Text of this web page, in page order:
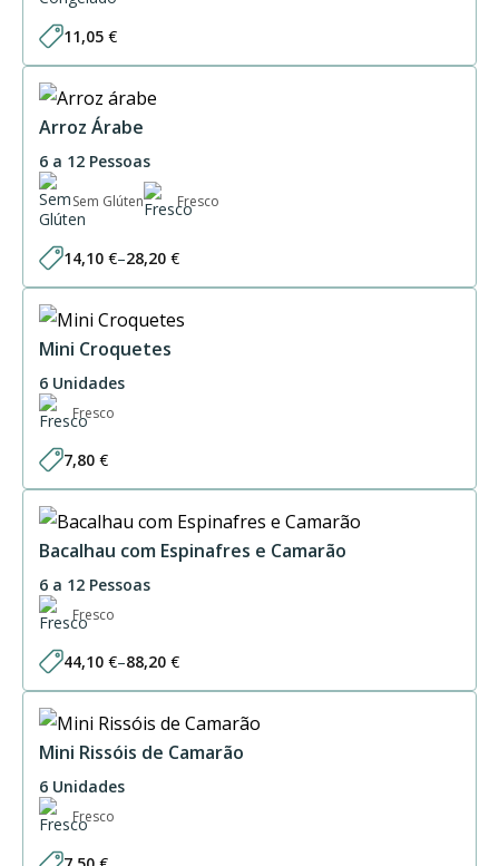
11,05 €
Arroz Árabe
6 a 12 Pessoas
Sem Glúten Fresco
14,10 €–28,20 €
Price
range:
through
28,20 €
Mini Croquetes
6 Unidades
Fresco
7,80 €
Bacalhau com Espinafres e Camarão
6 a 12 Pessoas
Fresco
44,10 €–88,20 €
Price
range:
through
88,20 €
Mini Rissóis de Camarão
6 Unidades
Fresco